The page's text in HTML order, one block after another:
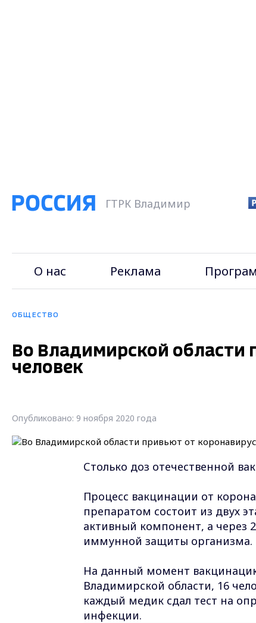
ГТРК Владимир
О нас Реклама
ОБЩЕСТВО
Во Владимирской области
человек
Опубликовано: 9 ноября 2020 года
Столько доз отечественной
Процесс вакцинации от
препаратом состоит из двух
активный компонент, а через
иммунной защиты организма.
На данный момент
Владимирской области, 16
каждый медик сдал тест на
инфекции.